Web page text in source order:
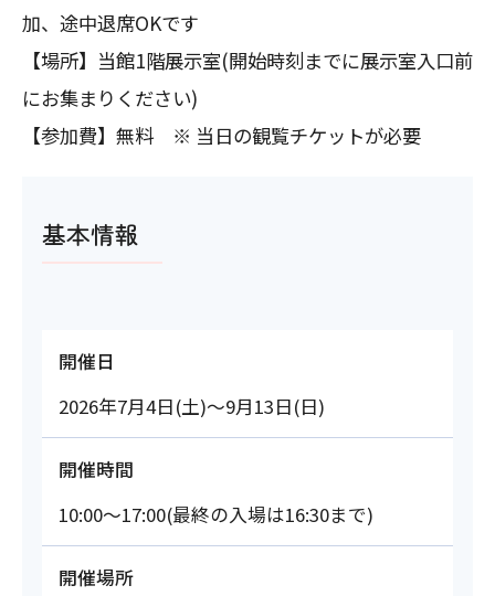
加、途中退席OKです
【場所】当館1階展示室(開始時刻までに展示室入口前
にお集まりください)
【参加費】無料 ※ 当日の観覧チケットが必要
基本情報
開催日
2026年7月4日(土)～9月13日(日)
開催時間
10:00～17:00(最終の入場は16:30まで)
開催場所